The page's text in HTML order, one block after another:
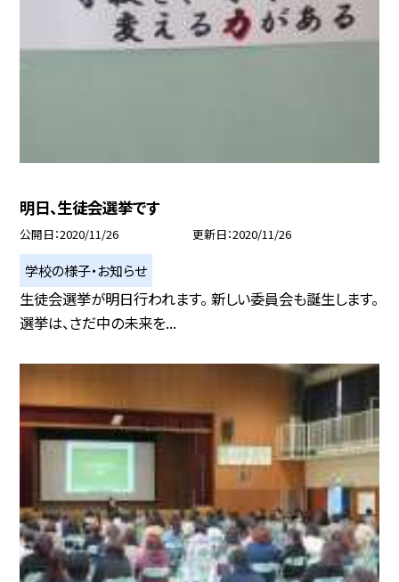
明日、生徒会選挙です
公開日 2020/11/26 更新日 2020/11/26
学校の様子・お知らせ
生徒会選挙が明日行われます。 新しい委員会も誕生します。
選挙は、さだ中の未来を...